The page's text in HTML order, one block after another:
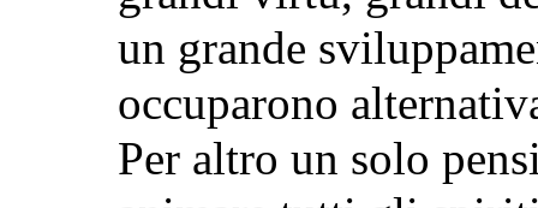
un grande
occuparono
Per altro un solo